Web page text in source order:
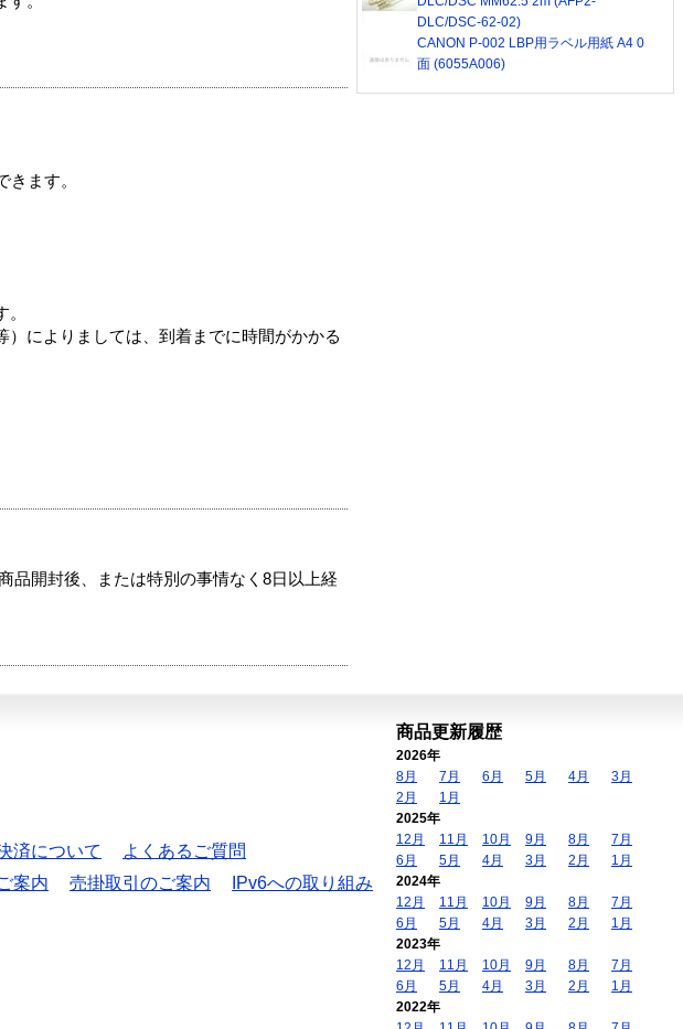
ます。
によりましては、到着までに時間がかかる
品開封後、または特別の事情なく8日以上経
DLC/DSC-62-02)
CANON P-002 LBP用ラベル用紙 A4 0
面 (6055A006)
済について
よくあるご質問
案内 売掛取引のご案内
IPv6への取り組み
商品更新履歴
2026年
8月
7月 6月 5月 4月
3月
2月
1月
2025年
12月
11月 10月 9月 8月
7月
6月
5月 4月 3月 2月
1月
2024年
12月
11月 10月 9月 8月
7月
6月
5月 4月 3月 2月
1月
2023年
12月
11月 10月 9月 8月
7月
6月
5月 4月 3月 2月
1月
2022年